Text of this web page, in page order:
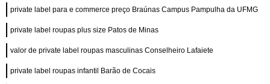
private label para e commerce preço Braúnas Campus Pampulha da UFMG
private label roupas plus size Patos de Minas
valor de private label roupas masculinas Conselheiro Lafaiete
private label roupas infantil Barão de Cocais